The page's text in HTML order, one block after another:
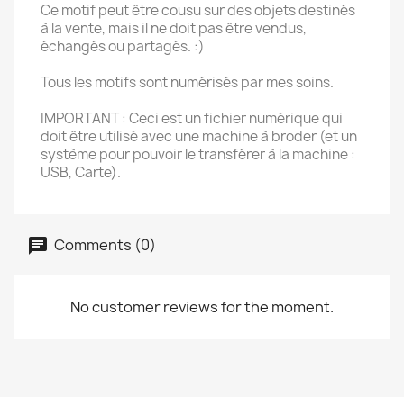
Ce motif peut être cousu sur des objets destinés
à la vente, mais il ne doit pas être vendus,
échangés ou partagés. :)
Tous les motifs sont numérisés par mes soins.
IMPORTANT : Ceci est un fichier numérique qui
doit être utilisé avec une machine à broder (et un
système pour pouvoir le transférer à la machine :
USB, Carte).
Comments (0)
No customer reviews for the moment.